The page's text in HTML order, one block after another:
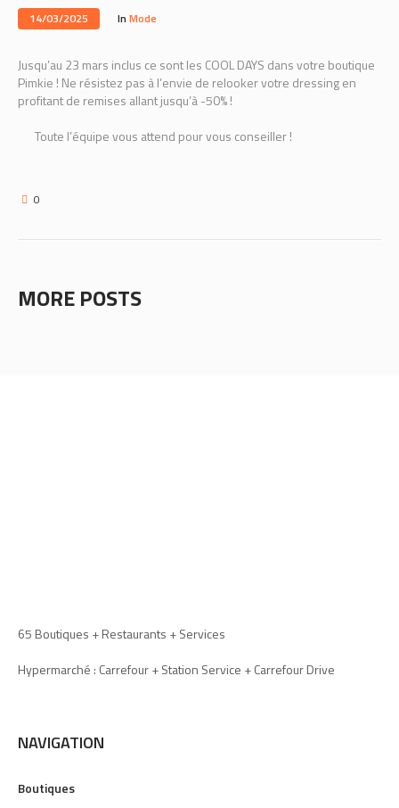
14/03/2025 In Mode
Jusqu’au 23 mars inclus ce sont les COOL DAYS dans votre boutique
Pimkie ! Ne résistez pas à l’envie de relooker votre dressing en
profitant de remises allant jusqu’à -50% !
Toute l’équipe vous attend pour vous conseiller !
0
MORE POSTS
65 Boutiques + Restaurants + Services
Hypermarché : Carrefour + Station Service + Carrefour Drive
NAVIGATION
Boutiques